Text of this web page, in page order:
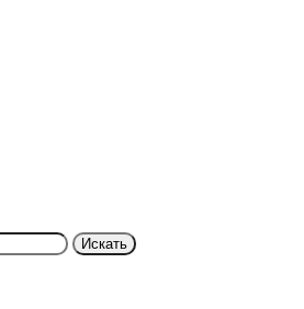
Искать